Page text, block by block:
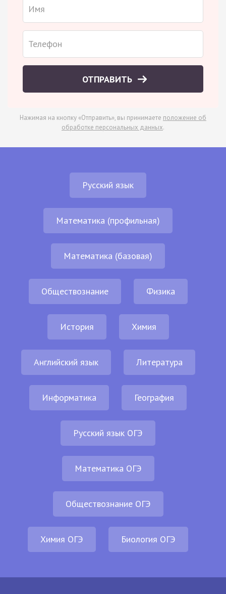
ОТПРАВИТЬ
Нажимая на кнопку «Отправить», вы принимаете положение об
обработке персональных данных.
Русский язык
Математика (профильная)
Математика (базовая)
Обществознание Физика
История Химия
Английский язык Литература
Информатика География
Русский язык ОГЭ
Математика ОГЭ
Обществознание ОГЭ
Химия ОГЭ Биология ОГЭ